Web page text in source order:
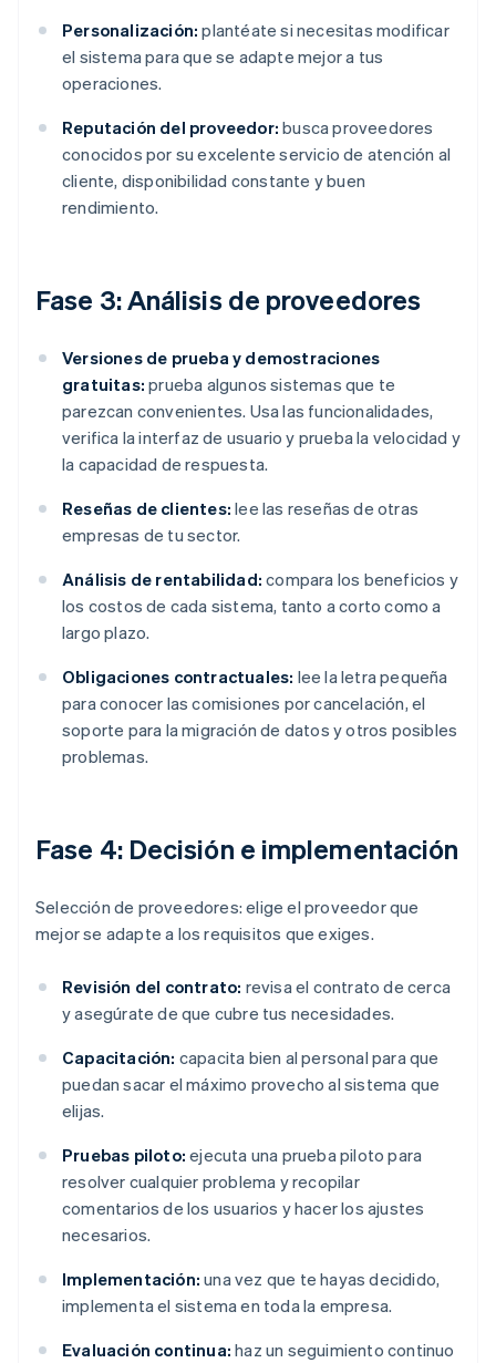
Personalización: plantéate si necesitas modificar
el sistema para que se adapte mejor a tus
operaciones.
Reputación del proveedor: busca proveedores
conocidos por su excelente servicio de atención al
cliente, disponibilidad constante y buen
rendimiento.
Fase 3: Análisis de proveedores
Versiones de prueba y demostraciones
gratuitas: prueba algunos sistemas que te
parezcan convenientes. Usa las funcionalidades,
verifica la interfaz de usuario y prueba la velocidad y
la capacidad de respuesta.
Reseñas de clientes: lee las reseñas de otras
empresas de tu sector.
Análisis de rentabilidad: compara los beneficios y
los costos de cada sistema, tanto a corto como a
largo plazo.
Obligaciones contractuales: lee la letra pequeña
para conocer las comisiones por cancelación, el
soporte para la migración de datos y otros posibles
problemas.
Fase 4: Decisión e implementación
Selección de proveedores: elige el proveedor que
mejor se adapte a los requisitos que exiges.
Revisión del contrato: revisa el contrato de cerca
y asegúrate de que cubre tus necesidades.
Capacitación: capacita bien al personal para que
puedan sacar el máximo provecho al sistema que
elijas.
Pruebas piloto: ejecuta una prueba piloto para
resolver cualquier problema y recopilar
comentarios de los usuarios y hacer los ajustes
necesarios.
Implementación: una vez que te hayas decidido,
implementa el sistema en toda la empresa.
Evaluación continua: haz un seguimiento continuo